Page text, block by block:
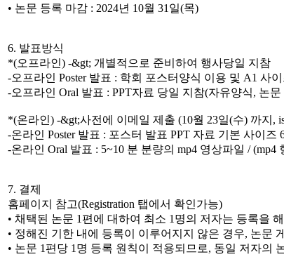
• 논문 등록 마감 : 2024년 10월 31일(목)
6. 발표방식
*(오프라인) -&gt; 개별적으로 준비하여 행사당일 지참
-오프라인 Poster 발표 : 학회 포스터양식 이용 및 A1 사
-오프라인 Oral 발표 : PPT자료 당일 지참(자유양식, 논
*(온라인) -&gt;사전에 이메일 제출 (10월 23일(수) 까지,
-온라인 Poster 발표 : 포스터 발표 PPT 자료 기본 사이
-온라인 Oral 발표 : 5~10 분 분량의 mp4 영상파일 / (mp4
7. 결제
홈페이지 참고(Registration 탭에서 확인가능)
• 채택된 논문 1편에 대하여 최소 1명의 저자는 등록을
• 정해진 기한 내에 등록이 이루어지지 않은 경우, 논문
• 논문 1편당 1명 등록 원칙이 적용되므로, 동일 저자의